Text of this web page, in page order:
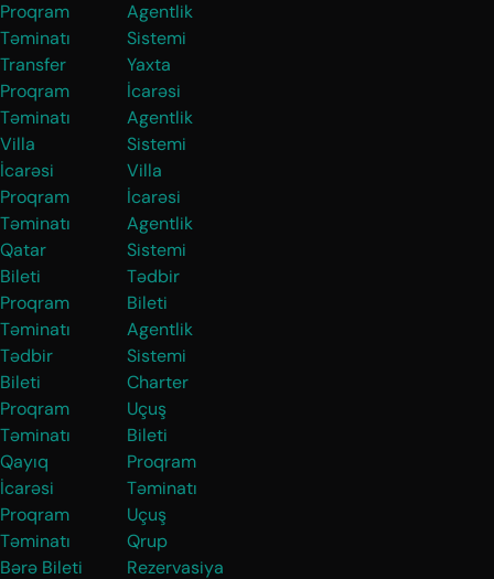
Proqram
Təminatı
Transfer
Proqram
Təminatı
Villa
İcarəsi
Proqram
Təminatı
Qatar
Bileti
Proqram
Təminatı
Tədbir
Bileti
Proqram
Təminatı
Qayıq
İcarəsi
Proqram
Təminatı
Bərə Bileti
Agentlik
Sistemi
Yaxta
İcarəsi
Agentlik
Sistemi
Villa
İcarəsi
Agentlik
Sistemi
Tədbir
Bileti
Agentlik
Sistemi
Charter
Uçuş
Bileti
Proqram
Təminatı
Uçuş
Qrup
Rezervasiya